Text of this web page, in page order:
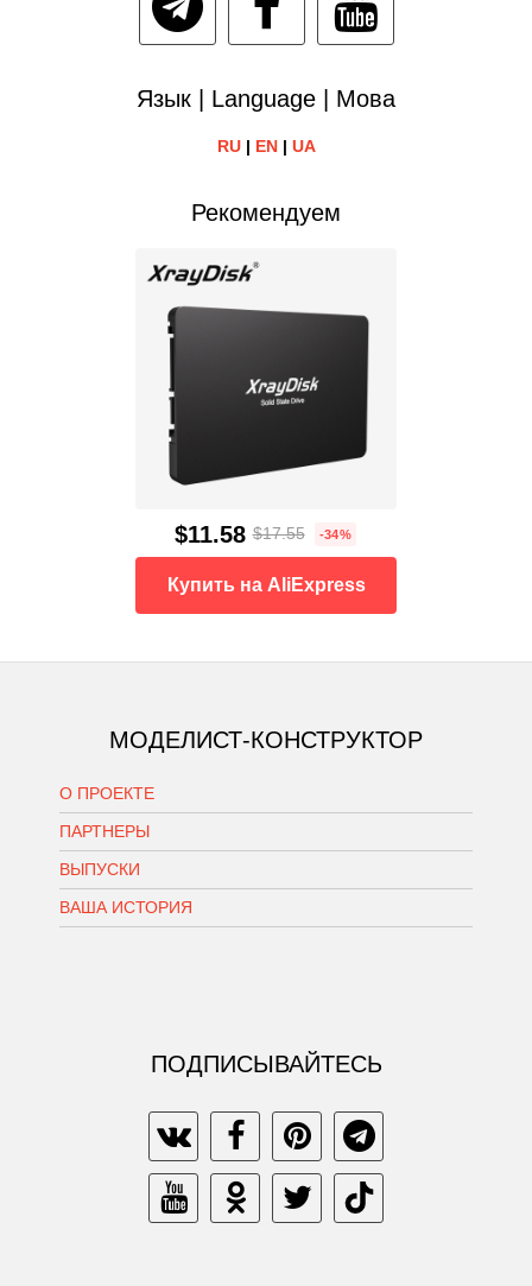
Язык | Language | Мова
RU| EN| UA
Рекомендуем
$11.58 $17.55 -34%
Купить на AliExpress
МОДЕЛИСТ-КОНСТРУКТОР
О ПРОЕКТЕ
ПАРТНЕРЫ
ВЫПУСКИ
ВАША ИСТОРИЯ
ПОДПИСЫВАЙТЕСЬ